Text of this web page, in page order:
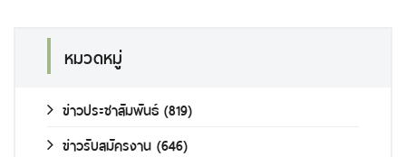
หมวดหมู่
ข่าวประชาสัมพันธ์ (819)
ข่าวรับสมัครงาน (646)